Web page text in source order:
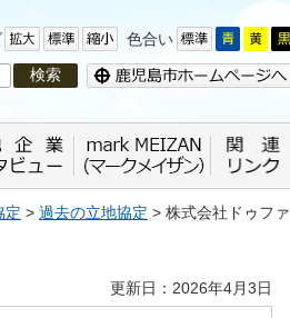
色合い
定 > 過去の立地協定 > 株式会社ドゥファ
更新日：2026年4月3日